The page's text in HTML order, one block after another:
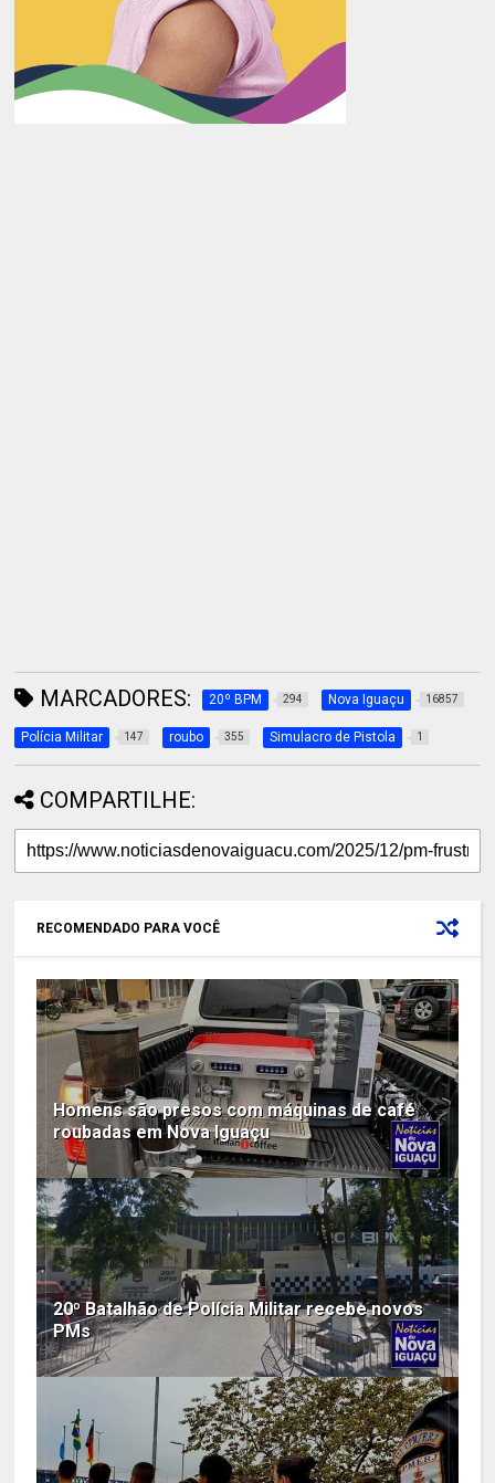
MARCADORES: 20º BPM 294 Nova Iguaçu 16857
Polícia Militar 147 roubo 355 Simulacro de Pistola 1
COMPARTILHE:
RECOMENDADO PARA VOCÊ
Homens são presos com máquinas de café
roubadas em Nova Iguaçu
20º Batalhão de Polícia Militar recebe novos
PMs